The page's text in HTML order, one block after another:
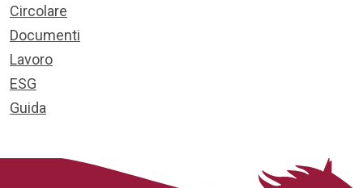
Circolare
Documenti
Lavoro
ESG
Guida